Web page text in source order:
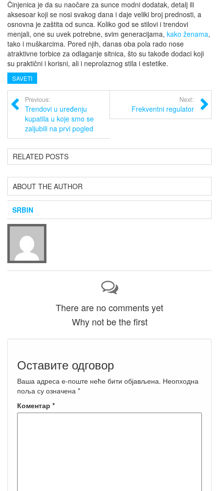
Činjenica je da su naočare za sunce modni dodatak, detalj ili
aksesoar koji se nosi svakog dana i daje veliki broj prednosti, a
osnovna je zaštita od sunca. Koliko god se stilovi i trendovi
menjali, one su uvek potrebne, svim generacijama, kako ženama,
tako i muškarcima. Pored njih, danas oba pola rado nose
atraktivne torbice za odlaganje sitnica, što su takođe dodaci koji
su praktični i korisni, ali i neprolaznog stila i estetike.
SAVETI
Previous:
Trendovi u uređenju
kupatila u koje smo se
zaljubili na prvi pogled
Next:
Frekventni regulator
RELATED POSTS
ABOUT THE AUTHOR
SRBIN
There are no comments yet
Why not be the first
Оставите одговор
Ваша адреса е-поште неће бити објављена. Неопходна
поља су означена *
Коментар *